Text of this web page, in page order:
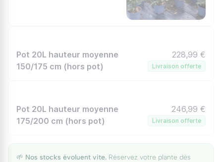
Pot 20L hauteur moyenne
150/175 cm (hors pot)
228,99 €
Livraison offerte
Pot 20L hauteur moyenne
175/200 cm (hors pot)
246,99 €
Livraison offerte
🌱 Nos stocks évoluent vite. Réservez votre plante dès